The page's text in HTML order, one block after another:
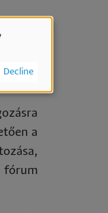
a
9,
a
fórum
Decline